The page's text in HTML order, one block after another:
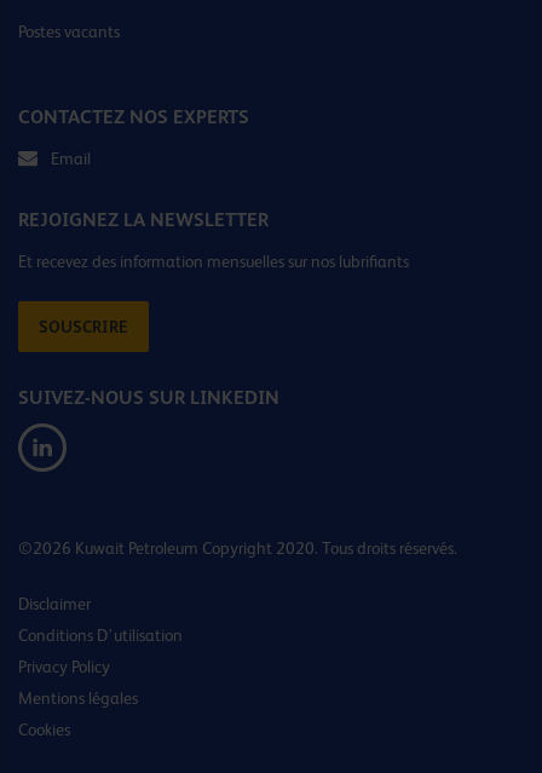
Postes vacants
CONTACTEZ NOS EXPERTS
Email
REJOIGNEZ LA NEWSLETTER
Et recevez des information mensuelles sur nos lubrifiants
SOUSCRIRE
SUIVEZ-NOUS SUR LINKEDIN
©2026 Kuwait Petroleum Copyright 2020. Tous droits réservés.
Disclaimer
Conditions D’utilisation
Privacy Policy
Mentions légales
Cookies